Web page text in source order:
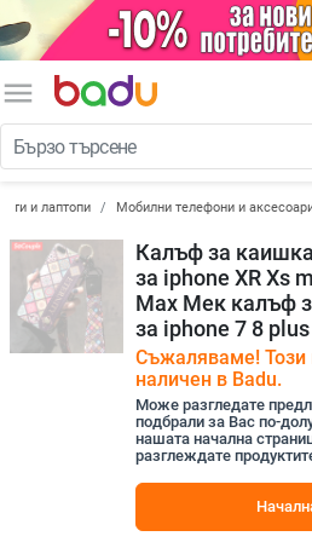
menu
и лаптопи Мобилни телефони и
Калъф за
за iphone XR Xs
Max Мек калъф
за iphone 7 8 plus
Съжаляваме! Този
наличен в Badu.
Може разгледате
подбрали за Вас по-
нашата начална
разглеждате